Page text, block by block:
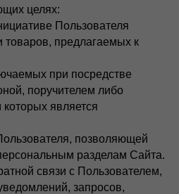
целях:
Пользователя
товаров, предлагаемых к
при посредстве
поручителем либо
является
позволяющей
разделам Сайта.
связи с Пользователем,
запросов,